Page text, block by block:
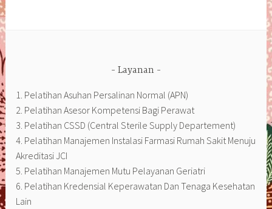
Layanan
1. Pelatihan Asuhan Persalinan Normal (APN)
2. Pelatihan Asesor Kompetensi Bagi Perawat
3. Pelatihan CSSD (Central Sterile Supply Departement)
4. Pelatihan Manajemen Instalasi Farmasi Rumah Sakit Menuju
Akreditasi JCI
5. Pelatihan Manajemen Mutu Pelayanan Geriatri
6. Pelatihan Kredensial Keperawatan Dan Tenaga Kesehatan
Lain